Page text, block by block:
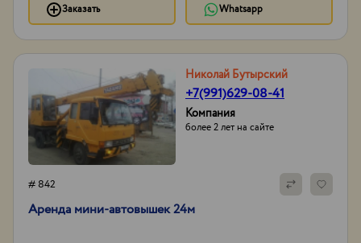
Заказать Whatsapp
Николай Бутырский
+7(991)629-08-41
Компания
более 2 лет на сайте
# 842
Аренда мини-автовышек 24м